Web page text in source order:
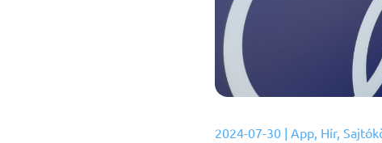
2024-07-30 | App, Hír,